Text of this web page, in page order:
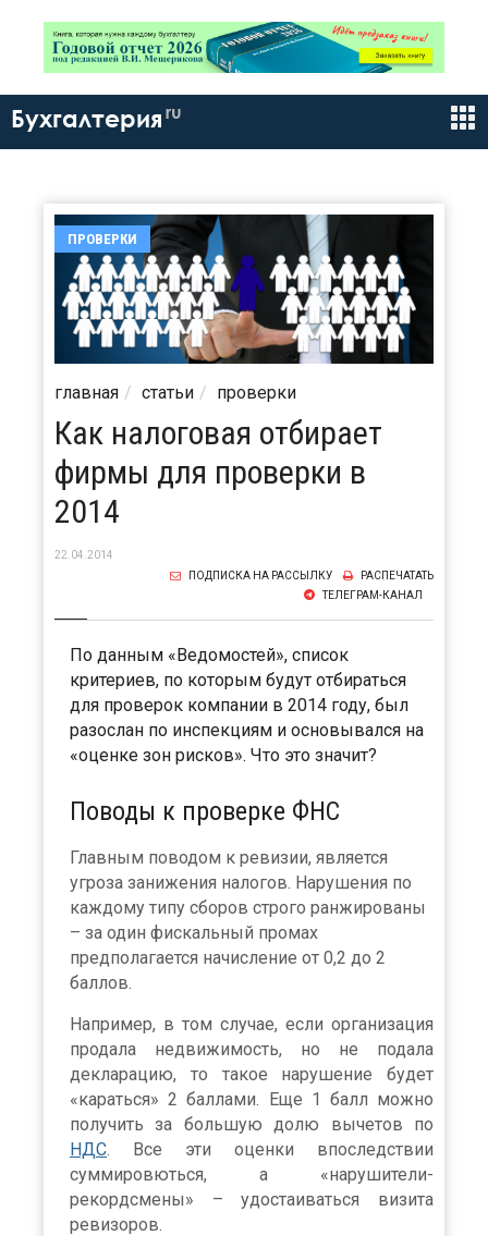
Бухгалтерия ru
ПРОВЕРКИ
главная статьи проверки
Как налоговая отбирает
фирмы для проверки в
2014
22.04.2014
РАСПЕЧАТАТЬ
ПОДПИСКА НА РАССЫЛКУ
ТЕЛЕГРАМ-КАНАЛ
По данным «Ведомостей», список
критериев, по которым будут отбираться
для проверок компании в 2014 году, был
разослан по инспекциям и основывался на
«оценке зон рисков». Что это значит?
Поводы к проверке ФНС
Главным поводом к ревизии, является
угроза занижения налогов. Нарушения по
каждому типу сборов строго ранжированы
– за один фискальный промах
предполагается начисление от 0,2 до 2
баллов.
Например, в том случае, если организация
продала недвижимость, но не подала
декларацию, то такое нарушение будет
«караться» 2 баллами. Еще 1 балл можно
получить за большую долю вычетов по
НДС. Все эти оценки впоследствии
суммировються, а «нарушители-
рекордсмены» – удостаиваться визита
ревизоров.